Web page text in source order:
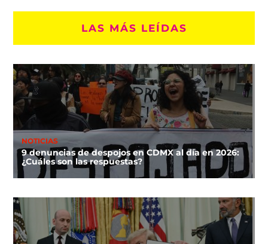
LAS MÁS LEÍDAS
NOTICIAS
9 denuncias de despojos en CDMX al día en 2026:
¿Cuáles son las respuestas?